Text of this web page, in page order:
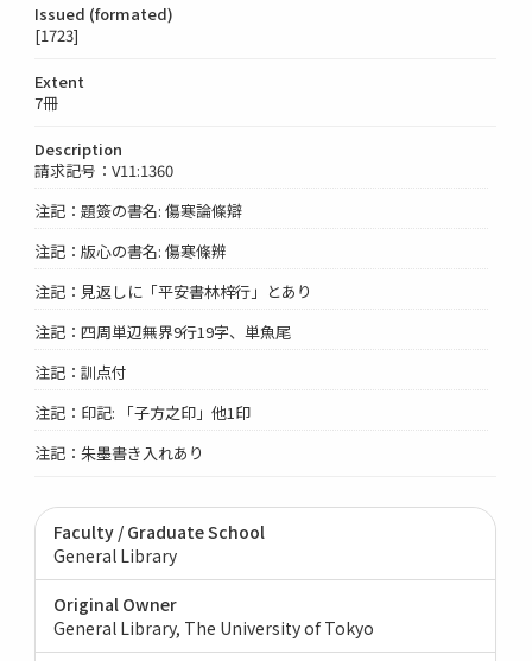
Issued (formated)
[1723]
Extent
7冊
Description
請求記号：V11:1360
注記：題簽の書名: 傷寒論條辯
注記：版心の書名: 傷寒條辨
注記：見返しに「平安書林梓行」とあり
注記：四周単辺無界9行19字、単魚尾
注記：訓点付
注記：印記: 「子方之印」他1印
注記：朱墨書き入れあり
Faculty / Graduate School
General Library
Original Owner
General Library, The University of Tokyo